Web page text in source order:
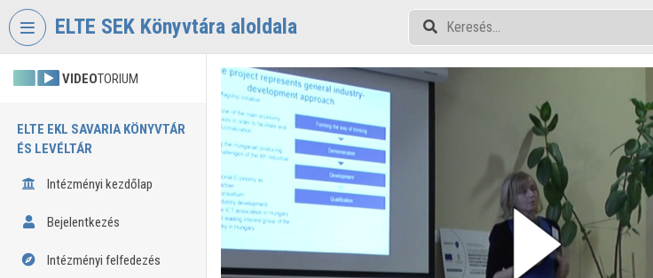
Fejléc kihagyása
ELTE SEK Könyvtára aloldala
VIDEOTORIUM
ELTE EKL SAVARIA KÖNYVTÁR
ÉS LEVÉLTÁR
Intézményi kezdőlap
Bejelentkezés
Intézményi felfedezés